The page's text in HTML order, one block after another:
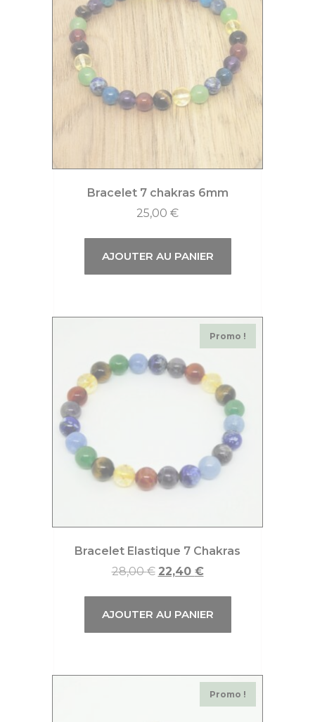
Bracelet 7 chakras 6mm
25,00 €
AJOUTER AU PANIER
Promo !
Bracelet Elastique 7 Chakras
28,00€ 22,40 €
AJOUTER AU PANIER
Promo !